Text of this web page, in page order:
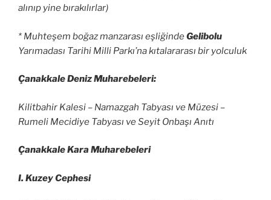
alınıp yine bırakılırlar)
* Muhteşem boğaz manzarası eşliğindeGelibolu
Yarımadası Tarihi Milli Parkı’na kıtalararası bir yolculuk
Çanakkale Deniz Muharebeleri:
Kilitbahir Kalesi – Namazgah Tabyası ve Müzesi –
Rumeli Mecidiye Tabyası ve Seyit Onbaşı Anıtı
Çanakkale Kara Muharebeleri
I. Kuzey Cephesi